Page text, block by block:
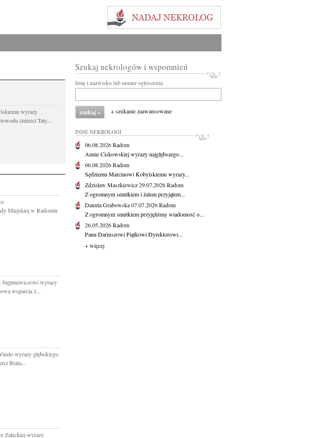
wyrazy
śmierci Taty...
Miejskiej w Radomiu
wyrazy
wsparcia z...
wyrazy głębokiego
Brata...
Załęckiej wyrazy
Szukaj nekrologów i wspomnień
Imię i nazwisko lub numer ogłoszenia:
+ szukanie zaawansowane
INNE NEKROLOGI
06.08.2026Radom
Annie Ciskowskiej wyrazy najgłębszego...
06.08.2026Radom
Sędziemu Marcinowi Kobylskiemu wyrazy...
Zdzisław Maszkiewicz29.07.2026Radom
Z ogromnym smutkiem i żalem przyjąłem...
Danuta Grabowska07.07.2026Radom
Z ogromnym smutkiem przyjęliśmy wiadomość o...
26.05.2026Radom
Panu Dariuszowi Piątkowi Dyrektorowi...
+ więcej